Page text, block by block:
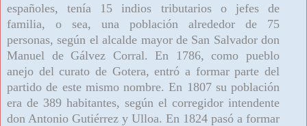
españoles, tenía 15 indios tributarios o jefes de
familia, o sea, una población alrededor de 75
personas, según el alcalde mayor de San Salvador don
Manuel de Gálvez Corral. En 1786, como pueblo
anejo del curato de Gotera, entró a formar parte del
partido de este mismo nombre. En 1807 su población
era de 389 habitantes, según el corregidor intendente
don Antonio Gutiérrez y Ulloa. En 1824 pasó a formar